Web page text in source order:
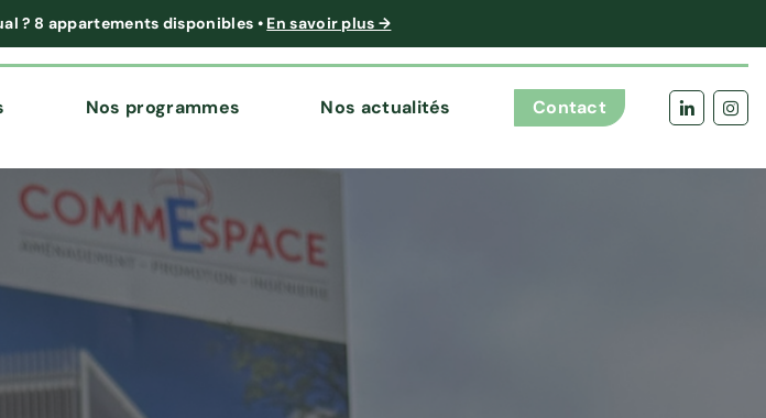
? 8 appartements disponibles • En savoir plus →
Nos programmes Nos actualités Contact